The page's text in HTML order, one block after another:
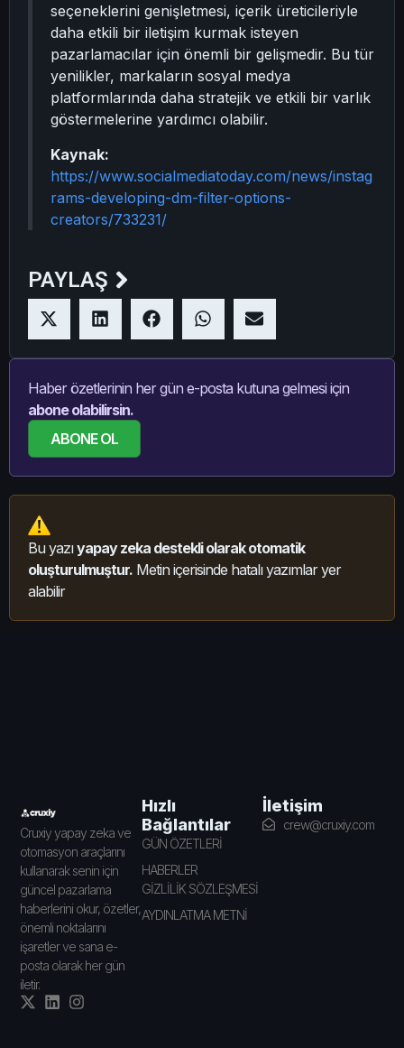
seçeneklerini genişletmesi, içerik üreticileriyle
daha etkili bir iletişim kurmak isteyen
pazarlamacılar için önemli bir gelişmedir. Bu tür
yenilikler, markaların sosyal medya
platformlarında daha stratejik ve etkili bir varlık
göstermelerine yardımcı olabilir.
Kaynak:
https://www.socialmediatoday.com/news/instag
rams-developing-dm-filter-options-
creators/733231/
PAYLAŞ
Haber özetlerinin her gün e-posta kutuna gelmesi için
abone olabilirsin.
ABONE OL
Bu yazıyapay zeka destekli olarak otomatik
oluşturulmuştur. Metin içerisinde hatalı yazımlar yer
alabilir
Cruxiy yapay zeka ve
otomasyon araçlarını
kullanarak senin için
güncel pazarlama
haberlerini okur, özetler,
önemli noktalarını
işaretler ve sana e-
posta olarak her gün
iletir.
Hızlı
Bağlantılar
GÜN ÖZETLERİ
HABERLER
GİZLİLİK SÖZLEŞMESİ
AYDINLATMA METNİ
İletişim
crew@cruxiy.com